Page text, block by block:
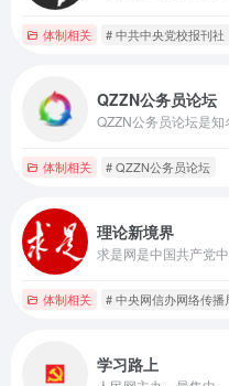
体制相关 # 中共中央党校报刊社
QZZN公务员论坛
QZZN公务员论坛是
体制相关 # QZZN公务员论坛
理论新境界
体制相关 # 中央网信办网络传播
学习路上